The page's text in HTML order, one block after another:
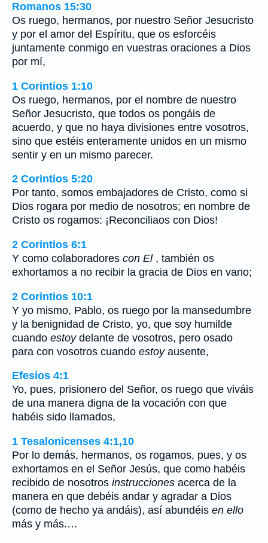
Romanos 15:30
Os ruego, hermanos, por nuestro Señor Jesucristo
y por el amor del Espíritu, que os esforcéis
juntamente conmigo en vuestras oraciones a Dios
por mí,
1 Corintios 1:10
Os ruego, hermanos, por el nombre de nuestro
Señor Jesucristo, que todos os pongáis de
acuerdo, y que no haya divisiones entre vosotros,
sino que estéis enteramente unidos en un mismo
sentir y en un mismo parecer.
2 Corintios 5:20
Por tanto, somos embajadores de Cristo, como si
Dios rogara por medio de nosotros; en nombre de
Cristo os rogamos: ¡Reconciliaos con Dios!
2 Corintios 6:1
Y como colaboradores con El, también os
exhortamos a no recibir la gracia de Dios en vano;
2 Corintios 10:1
Y yo mismo, Pablo, os ruego por la mansedumbre
y la benignidad de Cristo, yo, que soy humilde
cuando estoydelante de vosotros, pero osado
para con vosotros cuando estoyausente,
Efesios 4:1
Yo, pues, prisionero del Señor, os ruego que viváis
de una manera digna de la vocación con que
habéis sido llamados,
1 Tesalonicenses 4:1,10
Por lo demás, hermanos, os rogamos, pues, y os
exhortamos en el Señor Jesús, que como habéis
recibido de nosotros instrucciones acerca de la
manera en que debéis andar y agradar a Dios
(como de hecho ya andáis), así abundéis en ello
más y más.…